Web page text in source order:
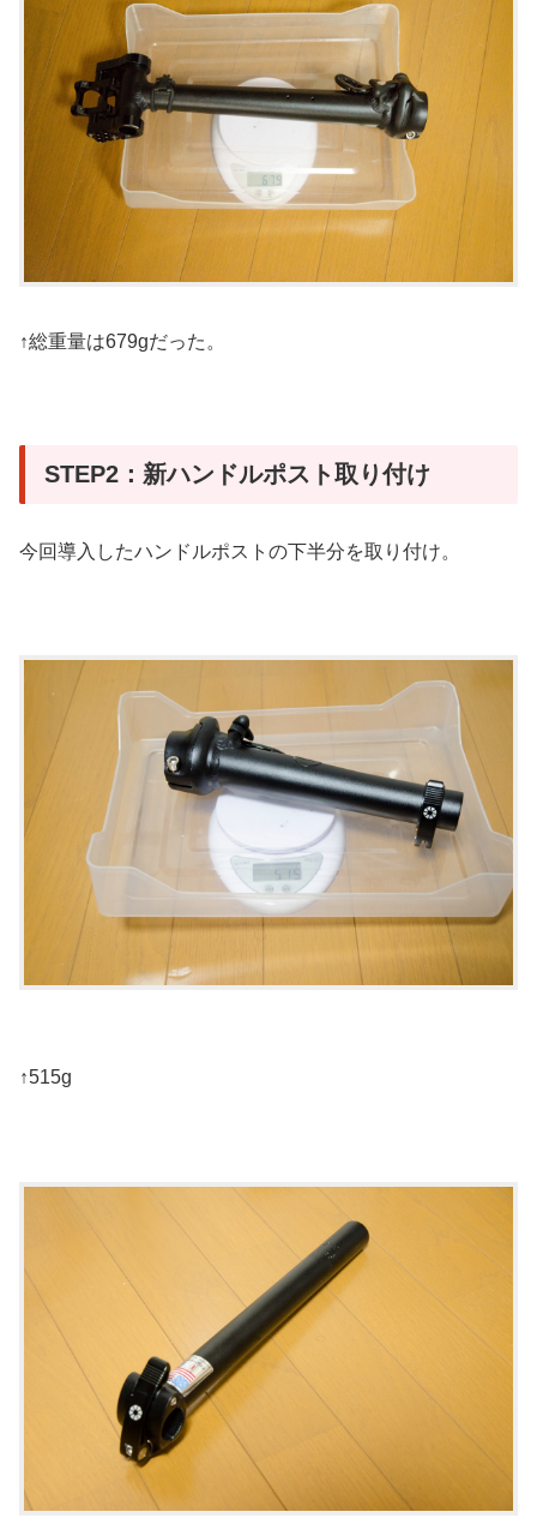
↑総重量は679gだった。
STEP2：新ハンドルポスト取り付け
今回導入したハンドルポストの下半分を取り付け。
↑515g